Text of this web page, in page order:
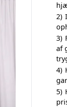
2)
3)
af
4)
5)